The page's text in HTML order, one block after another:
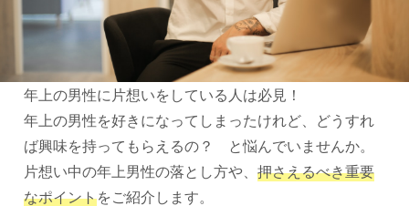
年上の男性に片想いをしている人は必見！
年上の男性を好きになってしまったけれど、どうすれ
ば興味を持ってもらえるの？ と悩んでいませんか。
片想い中の年上男性の落とし方や、 押さえるべき重要
なポイントをご紹介します。